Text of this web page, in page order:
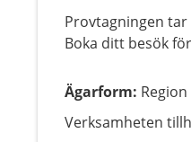
Provtagningen
Boka ditt besök
Ägarform: Region
Verksamheten